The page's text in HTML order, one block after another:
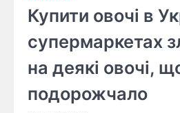
Купити овочі в
супермаркетах
на деякі овочі,
подорожчало